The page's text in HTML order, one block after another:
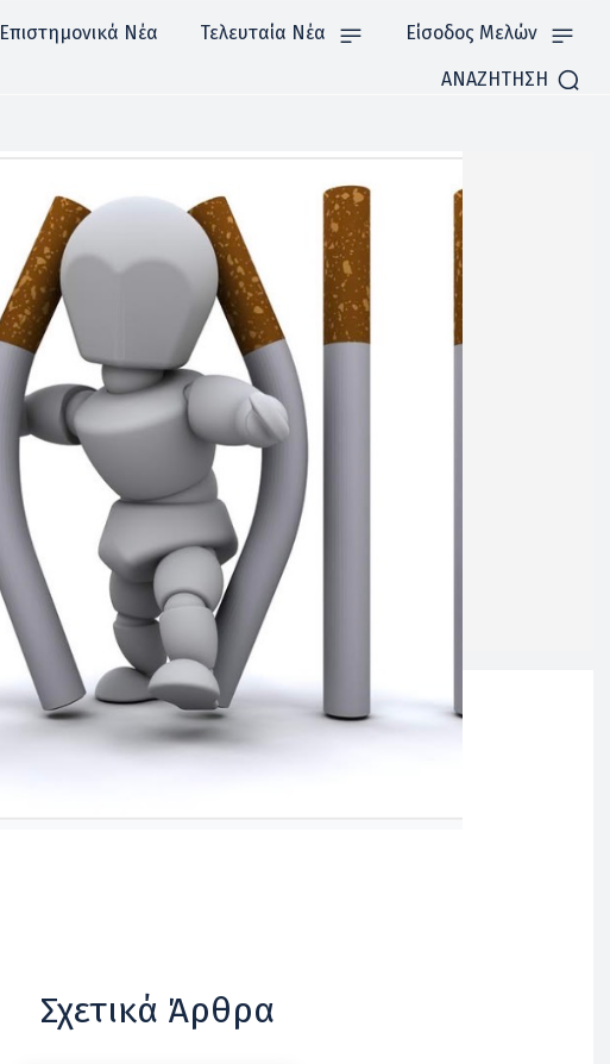
Επιστημονικά Νέα Τελευταία Νέα Είσοδος Μελών
ΑΝΑΖΗΤΗΣΗ
Σχετικά Άρθρα